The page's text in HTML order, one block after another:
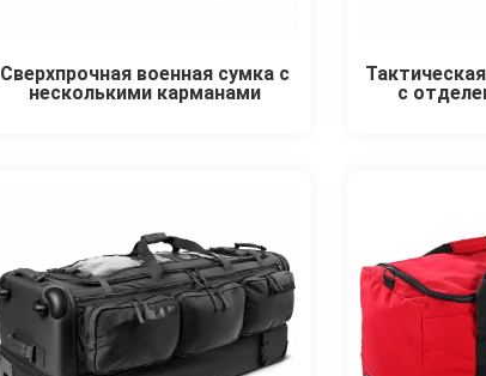
Сверхпрочная военная сумка с
несколькими карманами
с